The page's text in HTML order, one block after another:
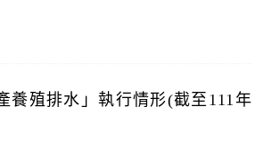
養殖排水」執行情形(截至111年